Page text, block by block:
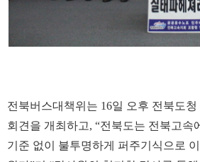
전북버스대책위는 16일 오후 전북도
회견을 개최하고, “전북도는 전북고속
기준 없이 불투명하게 퍼주기식으로